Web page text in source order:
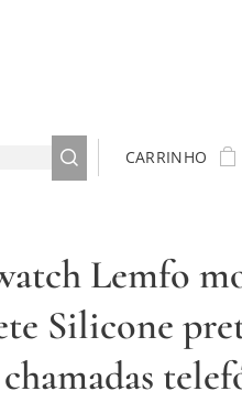
CARRINHO
Lemfo
Silicone